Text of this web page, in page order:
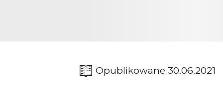
Opublikowane 30.06.2021